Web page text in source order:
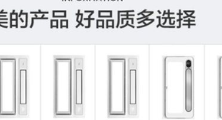
277,000
Ultra -thin LED
Square Square
Phòng khách Đèn
trần op tran